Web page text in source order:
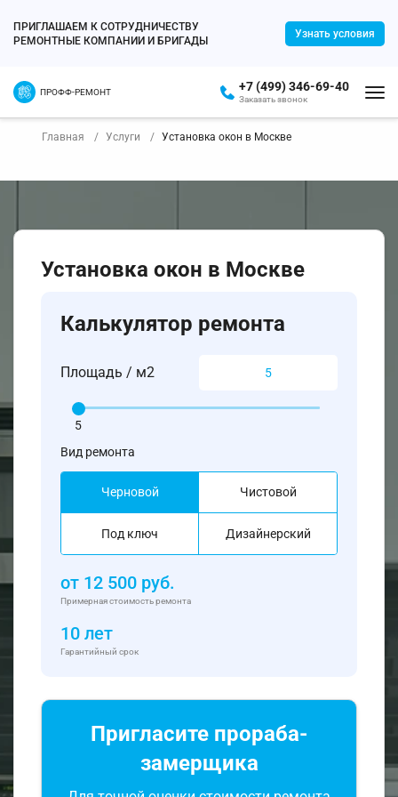
ПРИГЛАШАЕМ К СОТРУДНИЧЕСТВУ
РЕМОНТНЫЕ КОМПАНИИ И БРИГАДЫ
Узнать условия
ПРОФФ-РЕМОНТ +7 (499) 346-69-40
Заказать звонок
Главная Услуги Установка окон в Москве
Установка окон в Москве
Калькулятор ремонта
Площадь / м2
5
Вид ремонта
Черновой Чистовой
Под ключ Дизайнерский
от 12 500 руб.
Примерная стоимость ремонта
10 лет
Гарантийный срок
Пригласите прораба-
замерщика